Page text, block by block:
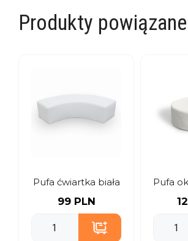
Produkty powiązane
Pufa ćwiartka biała
99 PLN